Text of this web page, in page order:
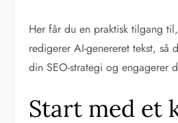
Her får du en praktisk tilgang
redigerer AI-genereret tekst, så
din SEO-strategi og engagerer
Start med et